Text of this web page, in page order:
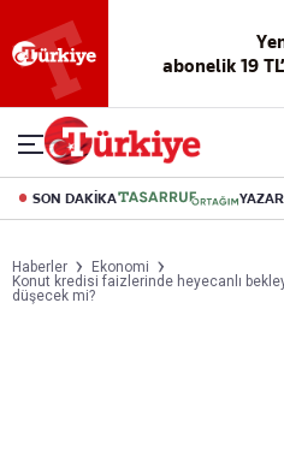
abonelik 19
SON DAKİKA
Haberler
Ekonomi
Konut kredisi faizlerinde heyecanlı
düşecek mi?